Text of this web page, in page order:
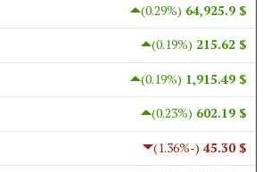
$ 64,925.9
(0.29%)
$ 215.62
(0.19%)
$ 1,915.49
(0.19%)
$ 602.19
(0.23%)
$ 45.30
(-1.36%)